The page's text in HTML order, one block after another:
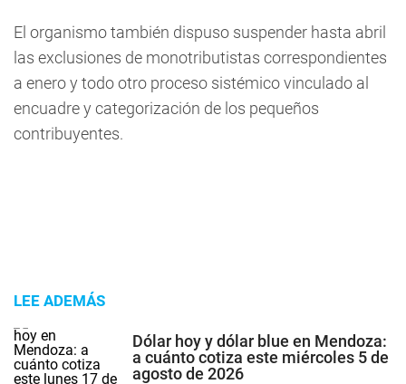
El organismo también dispuso suspender hasta abril
las exclusiones de monotributistas correspondientes
a enero y todo otro proceso sistémico vinculado al
encuadre y categorización de los pequeños
contribuyentes.
LEE ADEMÁS
Dólar hoy y dólar blue en Mendoza:
a cuánto cotiza este miércoles 5 de
agosto de 2026